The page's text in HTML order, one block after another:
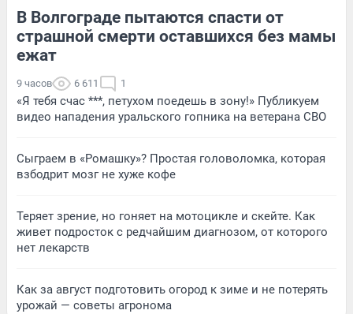
В Волгограде пытаются спасти от
страшной смерти оставшихся без мамы
ежат
9 часов 6 611 1
«Я тебя счас ***, петухом поедешь в зону!» Публикуем
видео нападения уральского гопника на ветерана СВО
Сыграем в «Ромашку»? Простая головоломка, которая
взбодрит мозг не хуже кофе
Теряет зрение, но гоняет на мотоцикле и скейте. Как
живет подросток с редчайшим диагнозом, от которого
нет лекарств
Как за август подготовить огород к зиме и не потерять
урожай — советы агронома